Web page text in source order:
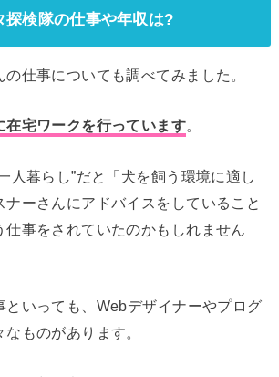
探検隊の仕事や年収は?
仕事についても調べてみました。
在宅ワークを行っています。
人暮らし”だと「犬を飼う環境に適し
ナーさんにアドバイスをしていること
仕事をされていたのかもしれません
といっても、Webデザイナーやプログ
ものがあります。